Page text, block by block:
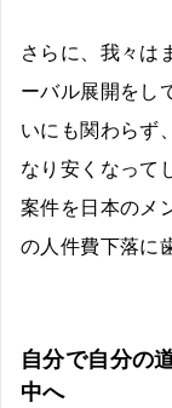
さらに、我々は
ーバル展開をし
いにも関わらず
なり安くなって
案件を日本のメ
の人件費下落に
自分で自分の
中へ